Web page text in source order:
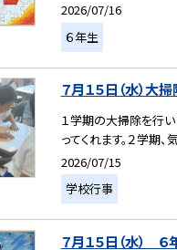
2026/07/16
６年生
７月１５日（水）大
１学期の大掃除を行い
ってくれます。２学期
2026/07/15
学校行事
７月１５日（水）